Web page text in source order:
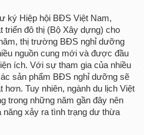
ký Hiệp hội BĐS Việt Nam,
triển đô thị (Bộ Xây dựng) cho
thị trường BĐS nghỉ dưỡng
nguồn cung mới và được đầu
ích. Với sự tham gia của nhiều
sản phẩm BĐS nghỉ dưỡng sẽ
hơn. Tuy nhiên, ngành du lịch Việt
trong những năm gần đây nên
năng xảy ra tình trạng dư thừa